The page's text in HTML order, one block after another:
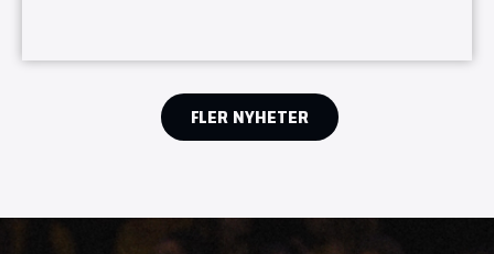
FLER NYHETER